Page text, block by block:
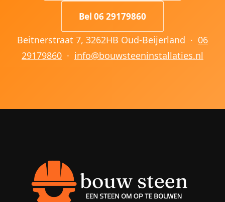
Bel 06 29179860
Beitnerstraat 7, 3262HB Oud-Beijerland · 06
29179860 · info@bouwsteeninstallaties.nl